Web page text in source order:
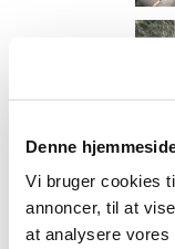
Denne
Vi bruger cookies
annoncer, til at
at analysere vores
Fællesjagt d.